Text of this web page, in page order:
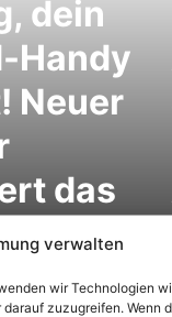
dein
Handy
Neuer
das
verwalten
wir Technologien
zuzugreifen. Wenn